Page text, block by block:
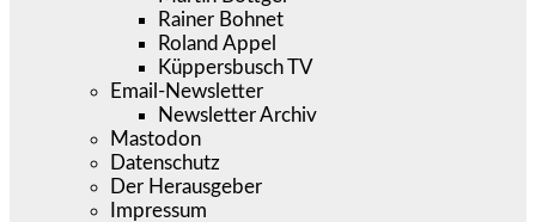
Rainer Bohnet
Roland Appel
Küppersbusch TV
Email-Newsletter
Newsletter Archiv
Mastodon
Datenschutz
Der Herausgeber
Impressum